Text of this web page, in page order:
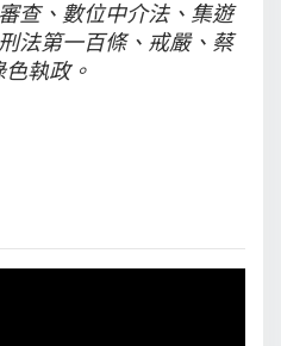
查、數位中介法、集遊
法第一百條、戒嚴、蔡
執政。